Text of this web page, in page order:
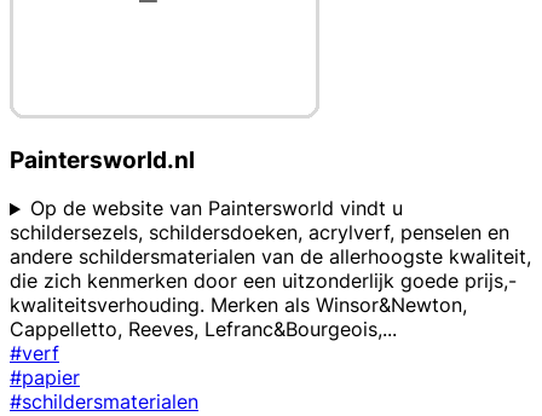
Paintersworld.nl
Op de website van Paintersworld vindt u
schildersezels, schildersdoeken, acrylverf, penselen en
andere schildersmaterialen van de allerhoogste kwaliteit,
die zich kenmerken door een uitzonderlijk goede prijs,-
kwaliteitsverhouding. Merken als Winsor&Newton,
Cappelletto, Reeves, Lefranc&Bourgeois,...
#verf
#papier
#schildersmaterialen